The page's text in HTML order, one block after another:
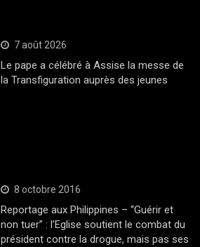
7 août 2026
Le pape a célébré à Assise la messe de
la Transfiguration auprès des jeunes
8 octobre 2016
Reportage aux Philippines – “Guérir et
non tuer” : l’Eglise soutient le combat du
président contre la drogue, mais pas ses